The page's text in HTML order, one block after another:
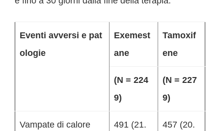
Eventi avversi e pat
ologie
Exemest
ane
Tamoxif
ene
(N = 224
9)
(N = 227
9)
Vampate di calore
491 (21.
457 (20.